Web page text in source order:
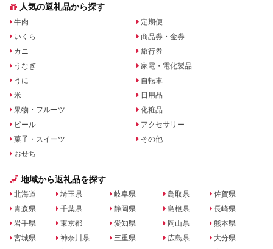
人気の返礼品から探す
牛肉
いくら
カニ
うなぎ
うに
米
果物・フルーツ
ビール
菓子・スイーツ
おせち
定期便
商品券・金券
旅行券
家電・電化製品
自転車
日用品
化粧品
アクセサリー
その他
地域から返礼品を探す
北海道
青森県
岩手県
宮城県
埼玉県
千葉県
東京都
神奈川県
岐阜県
静岡県
愛知県
三重県
鳥取県
島根県
岡山県
広島県
佐賀県
長崎県
熊本県
大分県